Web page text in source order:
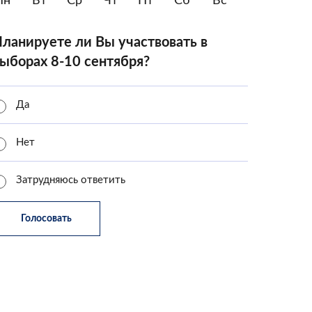
ли Вы участвовать в
8-10 сентября?
Да
Нет
Затрудняюсь ответить